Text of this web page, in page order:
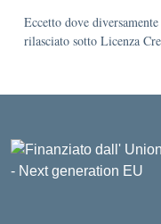
Eccetto dove
rilasciato sotto Licenza